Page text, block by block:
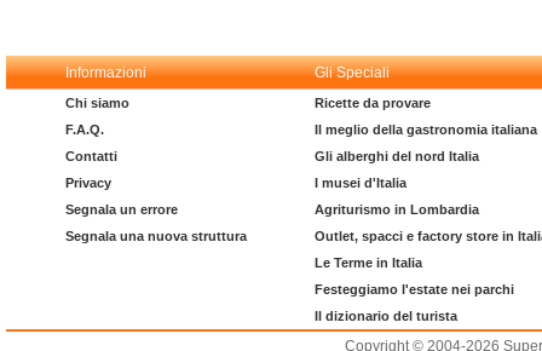
Informazioni Gli Speciali
Chi siamo
F.A.Q.
Contatti
Privacy
Segnala un errore
Segnala una nuova struttura
Ricette da provare
Il meglio della gastronomia italiana
Gli alberghi del nord Italia
I musei d'Italia
Agriturismo in Lombardia
Outlet, spacci e factory store in
Le Terme in Italia
Festeggiamo l'estate nei parchi
Il dizionario del turista
Copyright © 2004-2026